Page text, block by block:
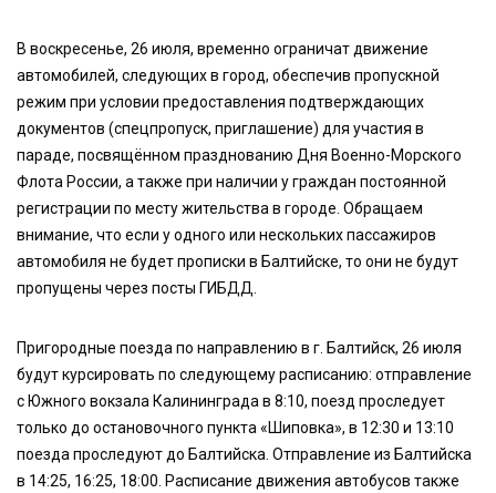
В воскресенье, 26 июля, временно ограничат движение
автомобилей, следующих в город, обеспечив пропускной
режим при условии предоставления подтверждающих
документов (спецпропуск, приглашение) для участия в
параде, посвящённом празднованию Дня Военно-Морского
Флота России, а также при наличии у граждан постоянной
регистрации по месту жительства в городе. Обращаем
внимание, что если у одного или нескольких пассажиров
автомобиля не будет прописки в Балтийске, то они не будут
пропущены через посты ГИБДД.
Пригородные поезда по направлению в г. Балтийск, 26 июля
будут курсировать по следующему расписанию: отправление
с Южного вокзала Калининграда в 8:10, поезд проследует
только до остановочного пункта «Шиповка», в 12:30 и 13:10
поезда проследуют до Балтийска. Отправление из Балтийска
в 14:25, 16:25, 18:00. Расписание движения автобусов также